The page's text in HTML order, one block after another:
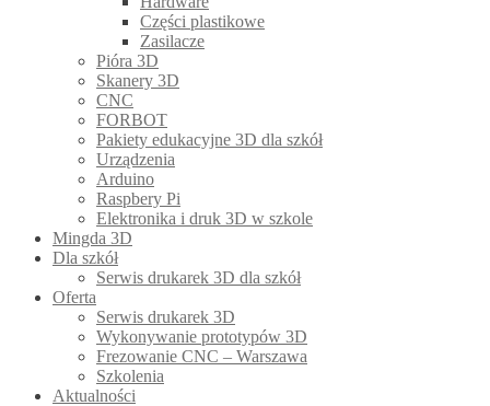
Części plastikowe
Zasilacze
Pióra 3D
Skanery 3D
CNC
FORBOT
Pakiety edukacyjne 3D dla szkół
Urządzenia
Arduino
Raspbery Pi
Elektronika i druk 3D w szkole
Mingda 3D
Dla szkół
Serwis drukarek 3D dla szkół
Oferta
Serwis drukarek 3D
Wykonywanie prototypów 3D
Frezowanie CNC – Warszawa
Szkolenia
Aktualności